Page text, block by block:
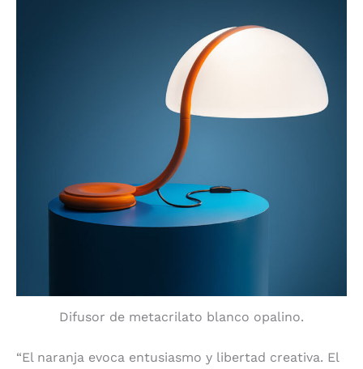
Difusor de metacrilato blanco opalino.
“El naranja evoca entusiasmo y libertad creativa. El